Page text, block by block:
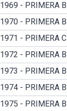
1969 - PRIMERA B
1970 - PRIMERA B
1971 - PRIMERA C
1972 - PRIMERA B
1973 - PRIMERA B
1974 - PRIMERA B
1975 - PRIMERA B